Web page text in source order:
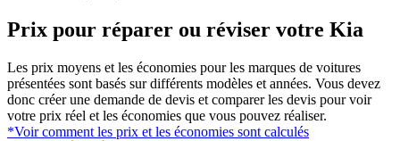
Prix pour réparer ou réviser votre Kia
Les prix moyens et les économies pour les marques de voitures
présentées sont basés sur différents modèles et années. Vous devez
donc créer une demande de devis et comparer les devis pour voir
votre prix réel et les économies que vous pouvez réaliser.
*Voir comment les prix et les économies sont calculés